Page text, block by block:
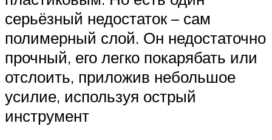
серьёзный недостаток – сам
полимерный слой. Он недостаточно
прочный, его легко покарябать или
отслоить, приложив небольшое
усилие, используя острый
инструмент